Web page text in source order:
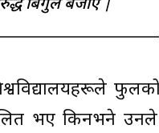
बिगुल बजाए |
भए किनभने उनले